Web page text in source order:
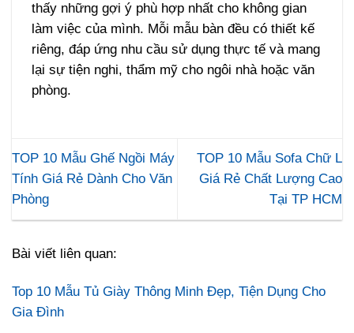
thấy những gợi ý phù hợp nhất cho không gian
làm việc của mình. Mỗi mẫu bàn đều có thiết kế
riêng, đáp ứng nhu cầu sử dụng thực tế và mang
lại sự tiện nghi, thẩm mỹ cho ngôi nhà hoặc văn
phòng.
TOP 10 Mẫu Ghế Ngồi Máy
Tính Giá Rẻ Dành Cho Văn
Phòng
TOP 10 Mẫu Sofa Chữ L
Giá Rẻ Chất Lượng Cao
Tại TP HCM
Bài viết liên quan:
Top 10 Mẫu Tủ Giày Thông Minh Đẹp, Tiện Dụng Cho
Gia Đình